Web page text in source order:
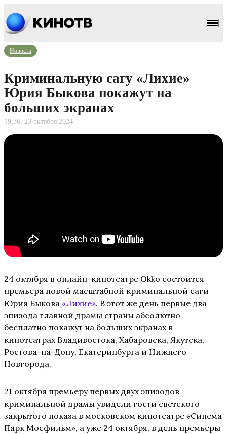
Новости
Криминальную сагу «Лихие»
Юрия Быкова покажут на
больших экранах
19:36, 23 октября 2024
24 октября в онлайн-кинотеатре Okko состоится
премьера новой масштабной криминальной саги
Юрия Быкова «Лихие». В этот же день первые два
эпизода главной драмы страны абсолютно
бесплатно покажут на больших экранах в
кинотеатрах Владивостока, Хабаровска, Якутска,
Ростова-на-Дону, Екатеринбурга и Нижнего
Новгорода.
21 октября премьеру первых двух эпизодов
криминальной драмы увидели гости светского
закрытого показа в московском кинотеатре «Синема
Парк Мосфильм», а уже 24 октября, в день премьеры